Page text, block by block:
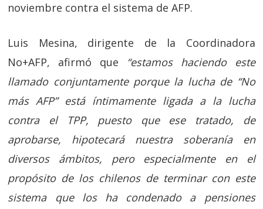
noviembre contra el sistema de AFP.
Luis Mesina, dirigente de la Coordinadora
No+AFP, afirmó que “estamos haciendo este
llamado conjuntamente porque la lucha de “No
más AFP” está íntimamente ligada a la lucha
contra el TPP, puesto que ese tratado, de
aprobarse, hipotecará nuestra soberanía en
diversos ámbitos, pero especialmente en el
propósito de los chilenos de terminar con este
sistema que los ha condenado a pensiones